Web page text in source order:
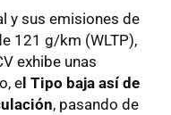
y sus emisiones de
121 g/km (WLTP),
exhibe unas
el Tipo baja así de
, pasando de